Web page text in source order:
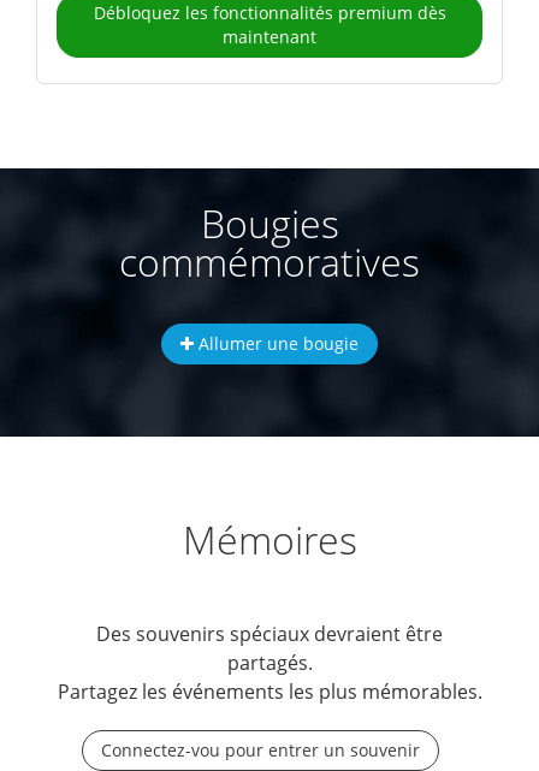
Débloquez les fonctionnalités premium dès
maintenant
Bougies
commémoratives
Allumer une bougie
Mémoires
Des souvenirs spéciaux devraient être
partagés.
Partagez les événements les plus mémorables.
Connectez-vou pour entrer un souvenir